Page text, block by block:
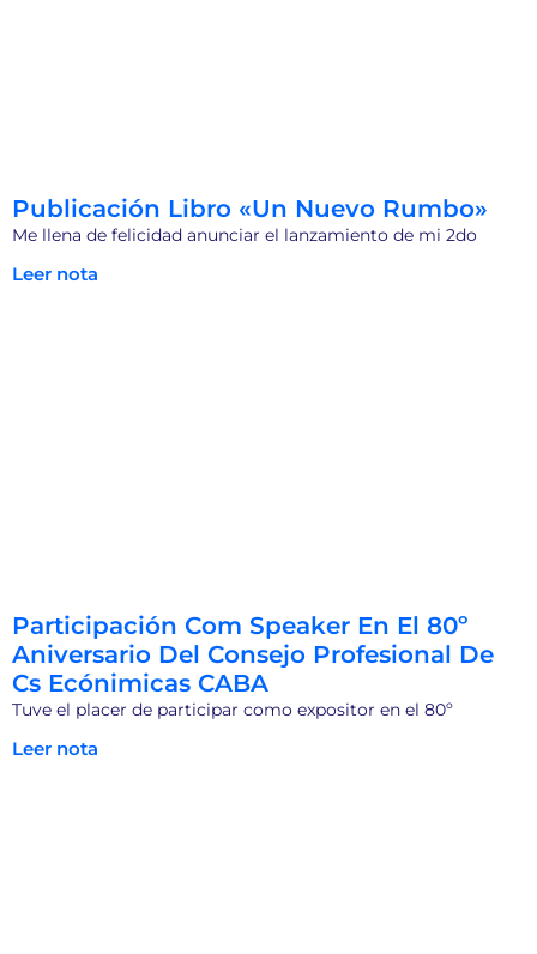
Publicación Libro «Un Nuevo Rumbo»
Me llena de felicidad anunciar el lanzamiento de mi 2do
Leer nota
Participación Com Speaker En El 80º
Aniversario Del Consejo Profesional De
Cs Ecónimicas CABA
Tuve el placer de participar como expositor en el 80º
Leer nota